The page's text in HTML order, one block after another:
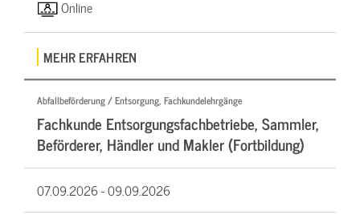
Online
MEHR ERFAHREN
Abfallbeförderung / Entsorgung, Fachkundelehrgänge
Fachkunde Entsorgungsfachbetriebe, Sammler,
Beförderer, Händler und Makler (Fortbildung)
07.09.2026 -09.09.2026